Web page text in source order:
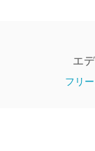
エ
フリ